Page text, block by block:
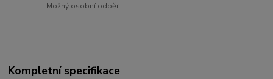
Možný osobní odběr
Kompletní specifikace